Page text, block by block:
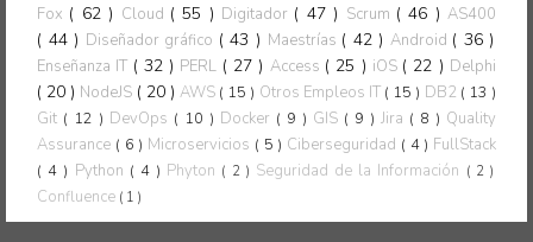
Fox ( 62 ) Cloud ( 55 ) Digitador ( 47 ) Scrum ( 46 ) AS400
( 44 ) Diseñador gráfico ( 43 ) Maestrías ( 42 ) Android ( 36 )
Enseñanza IT ( 32 ) PERL ( 27 ) Access ( 25 ) iOS ( 22 ) Delphi
( 20 ) NodeJS ( 20 )AWS ( 15 ) Otros Empleos IT ( 15 ) DB2 ( 13 )
Git ( 12 ) DevOps ( 10 ) Docker ( 9 ) GIS ( 9 ) Jira ( 8 ) Quality
Assurance ( 6 ) Microservicios ( 5 ) Ciberseguridad ( 4 ) FullStack
( 4 ) Python ( 4 ) Phyton ( 2 ) Seguridad de la Información ( 2 )
Confluence ( 1 )